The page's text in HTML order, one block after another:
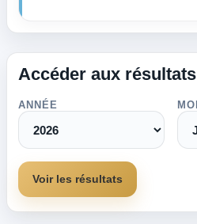
Accéder aux
ANNÉE
Voir les résultats